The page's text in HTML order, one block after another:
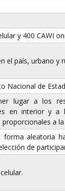
y 400 CAWI
el país, urbano y
Nacional de
lugar a los
en interior y a
a
forma aleatoria
de